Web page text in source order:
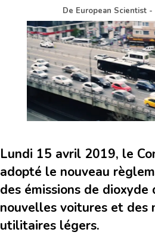
De European Scientist -
Lundi 15 avril 2019, le
adopté le nouveau
des émissions de dioxyde
nouvelles voitures et des
utilitaires légers.